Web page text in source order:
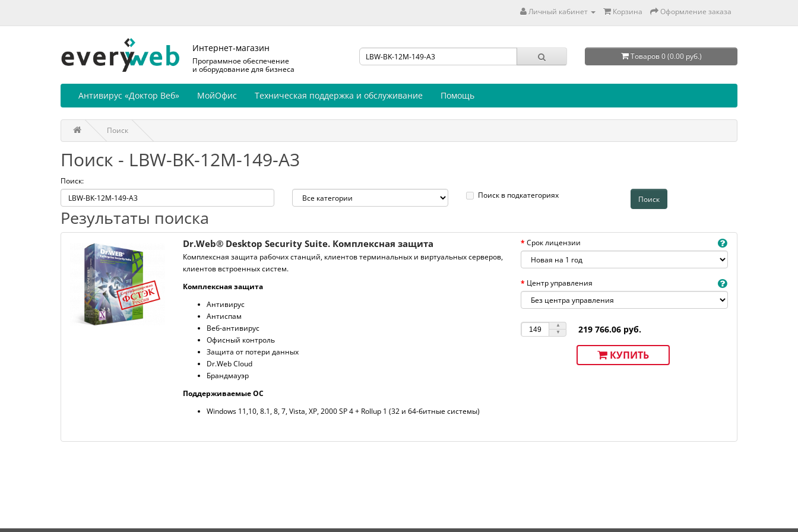
Личный кабинет Корзина Оформление заказа
Интернет-магазин
Программное обеспечение
и оборудование для бизнеса
Товаров 0 (0.00 руб.)
Антивирус «Доктор Веб» МойОфис Техническая поддержка и обслуживание Помощь
Поиск
Поиск - LBW-BK-12M-149-A3
Поиск:
Поиск в подкатегориях
Результаты поиска
Dr.Web® Desktop Security Suite. Комплексная защита
Комплексная защита рабочих станций, клиентов терминальных и виртуальных серверов,
клиентов встроенных систем.
Комплексная защита
Антивирус
Антиспам
Веб-антивирус
Офисный контроль
Защита от потери данных
Dr.Web Cloud
Брандмауэр
Поддерживаемые ОС
Windows 11,10, 8.1, 8, 7, Vista, XP, 2000 SP 4 + Rollup 1 (32 и 64-битные системы)
Срок лицензии
Центр управления
219 766.06 руб.
КУПИТЬ